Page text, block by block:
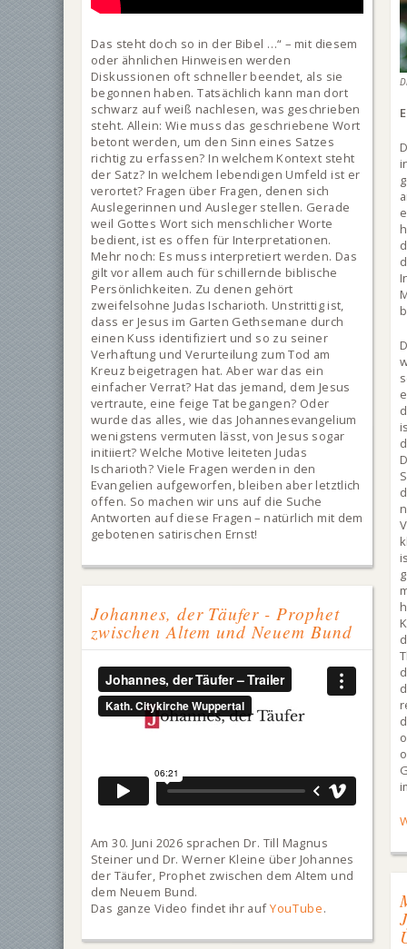
Das steht doch so in der Bibel …“ – mit diesem
oder ähnlichen Hinweisen werden
Diskussionen oft schneller beendet, als sie
begonnen haben. Tatsächlich kann man dort
schwarz auf weiß nachlesen, was geschrieben
steht. Allein: Wie muss das geschriebene Wort
betont werden, um den Sinn eines Satzes
richtig zu erfassen? In welchem Kontext steht
der Satz? In welchem lebendigen Umfeld ist er
verortet? Fragen über Fragen, denen sich
Auslegerinnen und Ausleger stellen. Gerade
weil Gottes Wort sich menschlicher Worte
bedient, ist es offen für Interpretationen.
Mehr noch: Es muss interpretiert werden. Das
gilt vor allem auch für schillernde biblische
Persönlichkeiten. Zu denen gehört
zweifelsohne Judas Ischarioth. Unstrittig ist,
dass er Jesus im Garten Gethsemane durch
einen Kuss identifiziert und so zu seiner
Verhaftung und Verurteilung zum Tod am
Kreuz beigetragen hat. Aber war das ein
einfacher Verrat? Hat das jemand, dem Jesus
vertraute, eine feige Tat begangen? Oder
wurde das alles, wie das Johannesevangelium
wenigstens vermuten lässt, von Jesus sogar
initiiert? Welche Motive leiteten Judas
Ischarioth? Viele Fragen werden in den
Evangelien aufgeworfen, bleiben aber letztlich
offen. So machen wir uns auf die Suche
Antworten auf diese Fragen – natürlich mit dem
gebotenen satirischen Ernst!
Johannes, der Täufer - Prophet
zwischen Altem und Neuem Bund
Am 30. Juni 2026 sprachen Dr. Till Magnus
Steiner und Dr. Werner Kleine über Johannes
der Täufer, Prophet zwischen dem Altem und
dem Neuem Bund.
Das ganze Video findet ihr aufYouTube.